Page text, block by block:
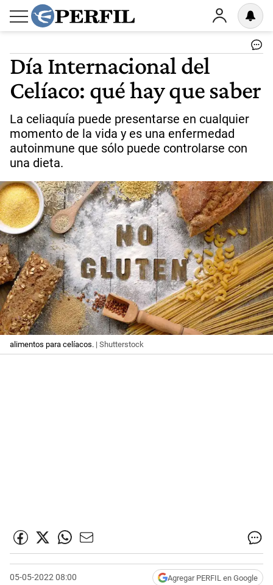
Día Internacional del
Celíaco: qué hay que saber
La celiaquía puede presentarse en cualquier
momento de la vida y es una enfermedad
autoinmune que sólo puede controlarse con
una dieta.
alimentos para celíacos. | Shutterstock
05-05-2022 08:00 Agregar PERFIL en Google